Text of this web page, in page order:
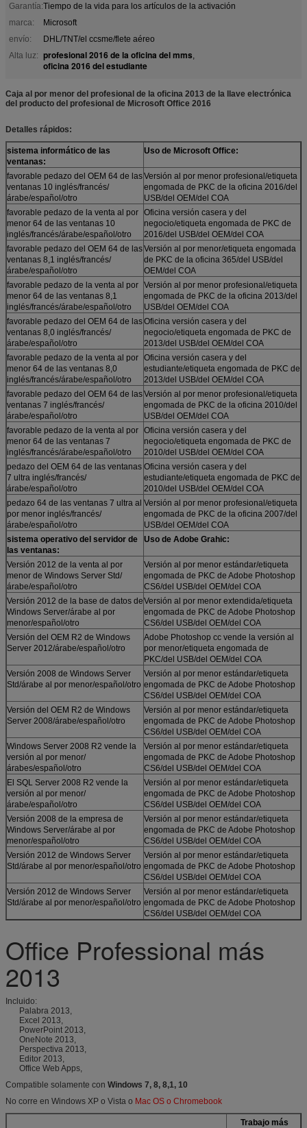
Garantía:Tiempo de la vida para los artículos de la activación
marca:
Microsoft
envío:
DHL/TNT/el ccsme/flete aéreo
Alta luz: profesional 2016 de la oficina del mms,
oficina 2016 del estudiante
Caja al por menor del profesional de la oficina 2013 de la llave electrónica
del producto del profesional de Microsoft Office 2016
Detalles rápidos:
sistema informático de las
ventanas:
Uso de Microsoft Office:
favorable pedazo del OEM 64 de las
ventanas 10 inglés/francés/
árabe/español/otro
Versión al por menor profesional/etiqueta
engomada de PKC de la oficina 2016/del
USB/del OEM/del COA
favorable pedazo de la venta al por
menor 64 de las ventanas 10
inglés/francés/árabe/español/otro
Oficina versión casera y del
negocio/etiqueta engomada de PKC de
2016/del USB/del OEM/del COA
favorable pedazo del OEM 64 de las
ventanas 8,1 inglés/francés/
árabe/español/otro
Versión al por menor/etiqueta engomada
de PKC de la oficina 365/del USB/del
OEM/del COA
favorable pedazo de la venta al por
menor 64 de las ventanas 8,1
inglés/francés/árabe/español/otro
Versión al por menor profesional/etiqueta
engomada de PKC de la oficina 2013/del
USB/del OEM/del COA
favorable pedazo del OEM 64 de las
ventanas 8,0 inglés/francés/
árabe/español/otro
Oficina versión casera y del
negocio/etiqueta engomada de PKC de
2013/del USB/del OEM/del COA
favorable pedazo de la venta al por
menor 64 de las ventanas 8,0
inglés/francés/árabe/español/otro
Oficina versión casera y del
estudiante/etiqueta engomada de PKC de
2013/del USB/del OEM/del COA
favorable pedazo del OEM 64 de las
ventanas 7 inglés/francés/
árabe/español/otro
Versión al por menor profesional/etiqueta
engomada de PKC de la oficina 2010/del
USB/del OEM/del COA
favorable pedazo de la venta al por
menor 64 de las ventanas 7
inglés/francés/árabe/español/otro
Oficina versión casera y del
negocio/etiqueta engomada de PKC de
2010/del USB/del OEM/del COA
pedazo del OEM 64 de las ventanas
7 ultra inglés/francés/
árabe/español/otro
Oficina versión casera y del
estudiante/etiqueta engomada de PKC de
2010/del USB/del OEM/del COA
pedazo 64 de las ventanas 7 ultra al
por menor inglés/francés/
árabe/español/otro
Versión al por menor profesional/etiqueta
engomada de PKC de la oficina 2007/del
USB/del OEM/del COA
sistema operativo del servidor de
las ventanas:
Uso de Adobe Grahic:
Versión 2012 de la venta al por
menor de Windows Server Std/
árabe/español/otro
Versión al por menor estándar/etiqueta
engomada de PKC de Adobe Photoshop
CS6/del USB/del OEM/del COA
Versión 2012 de la base de datos de
Windows Server/árabe al por
menor/español/otro
Versión al por menor extendida/etiqueta
engomada de PKC de Adobe Photoshop
CS6/del USB/del OEM/del COA
Versión del OEM R2 de Windows
Server 2012/árabe/español/otro
Adobe Photoshop cc vende la versión al
por menor/etiqueta engomada de
PKC/del USB/del OEM/del COA
Versión 2008 de Windows Server
Std/árabe al por menor/español/otro
Versión al por menor estándar/etiqueta
engomada de PKC de Adobe Photoshop
CS6/del USB/del OEM/del COA
Versión del OEM R2 de Windows
Server 2008/árabe/español/otro
Versión al por menor estándar/etiqueta
engomada de PKC de Adobe Photoshop
CS6/del USB/del OEM/del COA
Windows Server 2008 R2 vende la
versión al por menor/
árabes/español/otro
Versión al por menor estándar/etiqueta
engomada de PKC de Adobe Photoshop
CS6/del USB/del OEM/del COA
El SQL Server 2008 R2 vende la
versión al por menor/
árabe/español/otro
Versión al por menor estándar/etiqueta
engomada de PKC de Adobe Photoshop
CS6/del USB/del OEM/del COA
Versión 2008 de la empresa de
Windows Server/árabe al por
menor/español/otro
Versión al por menor estándar/etiqueta
engomada de PKC de Adobe Photoshop
CS6/del USB/del OEM/del COA
Versión 2012 de Windows Server
Std/árabe al por menor/español/otro
Versión al por menor estándar/etiqueta
engomada de PKC de Adobe Photoshop
CS6/del USB/del OEM/del COA
Versión 2012 de Windows Server
Std/árabe al por menor/español/otro
Versión al por menor estándar/etiqueta
engomada de PKC de Adobe Photoshop
CS6/del USB/del OEM/del COA
Office Professional más
2013
Incluido:
Palabra 2013,
Excel 2013,
PowerPoint 2013,
OneNote 2013,
Perspectiva 2013,
Editor 2013,
Office Web Apps,
Compatible solamente con Windows 7, 8, 8,1, 10
No corre en Windows XP o Vista o Mac OS o Chromebook
Trabajo más